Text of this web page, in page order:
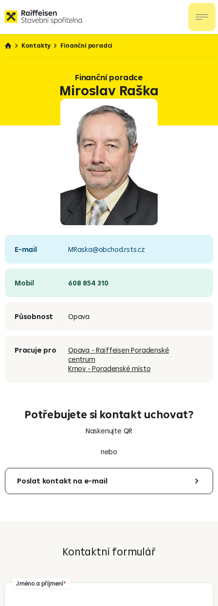
Kontakty Finanční poradci
Finanční poradce
Miroslav Raška
E-mail MRaska@obchod.rsts.cz
Mobil 608 854 310
Působnost Opava
Pracuje pro
Opava - Raiffeisen Poradenské
centrum
Krnov - Poradenské místo
Potřebujete si kontakt uchovat?
Naskenujte QR
nebo
Poslat kontakt na e-mail
Kontaktní formulář
Jméno a příjmení